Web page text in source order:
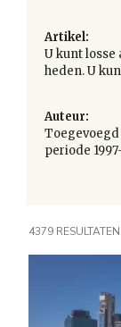
Artikel:
U kunt
heden. U
Auteur:
periode
4379